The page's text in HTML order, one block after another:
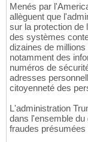
Menés par
allèguent que
sur la protection de
des systèmes
dizaines de
notamment des
numéros de
adresses
citoyenneté des
L'administration
dans l'ensemble du
fraudes présumées